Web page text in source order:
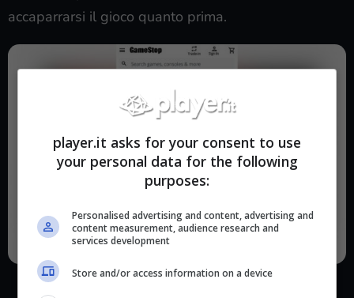
accaparrarsi il gioco quanto prima.
Quanto costerà Hollow Knight: Silksong? Il prezzo sembra
player.it asks for your consent to use
your personal data for the following
purposes:
Personalised advertising and content, advertising and
content measurement, audience research and
services development
Store and/or access information on a device